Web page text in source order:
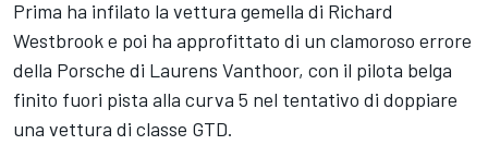
Prima ha infilato la vettura gemella di Richard
Westbrook e poi ha approfittato di un clamoroso errore
della Porsche di Laurens Vanthoor, con il pilota belga
finito fuori pista alla curva 5 nel tentativo di doppiare
una vettura di classe GTD.